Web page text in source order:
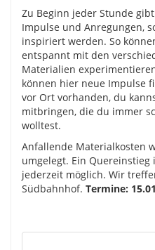
Zu Beginn jeder Stunde
Impulse und Anregungen,
inspiriert werden. So
entspannt mit den
Materialien
können hier neue Impulse
vor Ort vorhanden, du
mitbringen, die du immer
wolltest.
Anfallende Materialkosten
umgelegt. Ein
jederzeit möglich. Wir
Südbahnhof. Termine: